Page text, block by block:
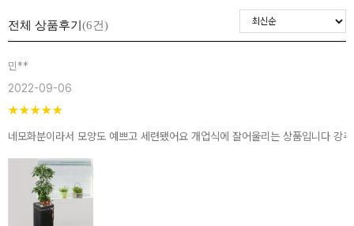
전체 상품후기 (6건)
민**
2022-09-06
★★★★★
네모화분이라서 모양도 예쁘고 세련됐어요 개업식에 잘어울리는 상품입니다 강